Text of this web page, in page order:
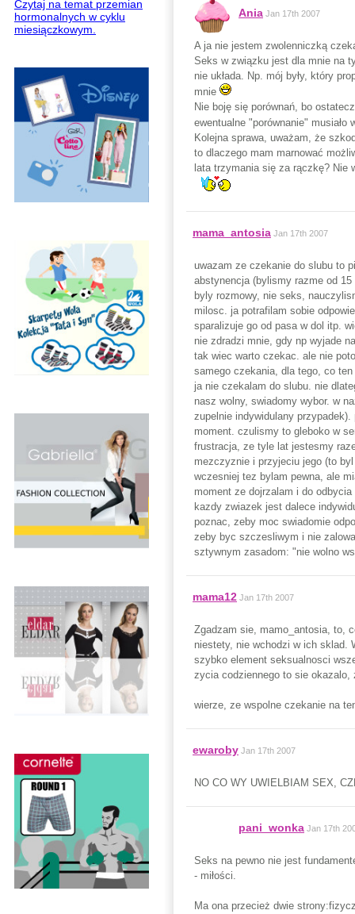
Czytaj na temat przemian
hormonalnych w cyklu
miesiączkowym.
Ania Jan 17th 2007
A ja nie jestem zwolenniczką
Seks w związku jest dla mnie na
nie układa. Np. mój były, który
mnie
Nie boję się porównań, bo
ewentualne "porównanie"
Kolejna sprawa, uważam, że
to dlaczego mam marnować
lata trzymania się za rączkę? Nie
mama_antosia Jan 17th 2007
uwazam ze czekanie do slubu to
abstynencja (bylismy razme od
byly rozmowy, nie seks,
milosc. ja potrafilam sobie
sparalizuje go od pasa w dol itp.
nie zdradzi mnie, gdy np wyjade
tak wiec warto czekac. ale nie
samego czekania, dla tego, co
ja nie czekalam do slubu. nie
nasz wolny, swiadomy wybor. w
zupelnie indywidulany
moment. czulismy to gleboko w
frustracja, ze tyle lat jestesmy
mezczyznie i przyjeciu jego (to
wczesniej tez bylam pewna, ale
moment ze dojrzalam i do
kazdy zwiazek jest dalece
poznac, zeby moc swiadomie
zeby byc szczesliwym i nie
sztywnym zasadom: "nie wolno
mama12 Jan 17th 2007
Zgadzam sie, mamo_antosia, to,
niestety, nie wchodzi w ich sklad.
szybko element seksualnosci
zycia codziennego to sie
wierze, ze wspolne czekanie na
ewaroby Jan 17th 2007
NO CO WY UWIELBIAM SEX,
pani_wonka Jan 17th
Seks na pewno nie jest
- miłości.
Ma ona przecież dwie